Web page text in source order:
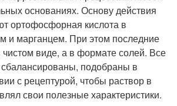
основаниях. Основу действия
ортофосфорная кислота в
и марганцем. При этом последние
чистом виде, а в формате солей. Все
подобраны в
с рецептурой, чтобы раствор в
свои полезные характеристики.